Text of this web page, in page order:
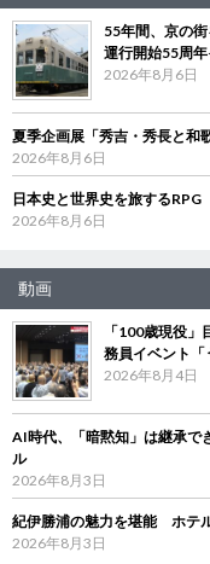
55年間、京の
運行開始55周
2026年8月6日
夏季企画展「秀吉・秀長と
2026年8月6日
日本史と世界史を旅する
2026年8月6日
動画
「100歳現役
務員イベント「
2026年8月4日
AI時代、「暗黙知」は継承
ル
2026年8月3日
紀伊勝浦の魅力を堪能 ホテ
2026年8月3日